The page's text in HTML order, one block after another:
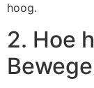
hoog.
2. Hoe